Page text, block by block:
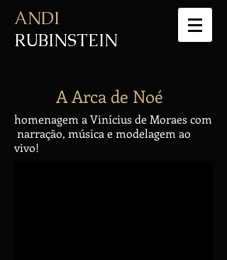
ANDI
RUBINSTEIN
A Arca de Noé
homenagem a Vinícius de Moraes com
narração, música e modelagem ao
vivo!